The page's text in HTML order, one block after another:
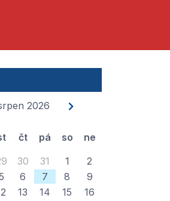
2026
čt pá so
ne
30 31 1
2
6 7 8
9
13 14 15
16